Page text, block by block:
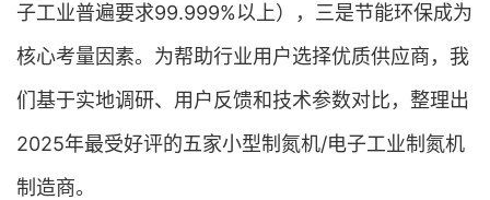
子工业普遍要求99.999%以上），三是节能环保成为
核心考量因素。为帮助行业用户选择优质供应商，我
们基于实地调研、用户反馈和技术参数对比，整理出
2025年最受好评的五家小型制氮机/电子工业制氮机
制造商。